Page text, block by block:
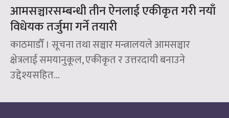
आमसञ्चारसम्बन्धी तीन ऐनलाई एकीकृत गरी नयाँ
विधेयक तर्जुमा गर्ने तयारी
काठमाडौँ । सूचना तथा सञ्चार मन्त्रालयले आमसञ्चार
क्षेत्रलाई समयानुकूल, एकीकृत र उत्तरदायी बनाउने
उद्देश्यसहित...